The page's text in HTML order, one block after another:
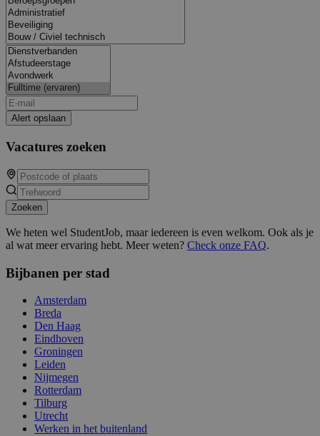
Alert opslaan
Vacatures zoeken
Zoeken
We heten wel StudentJob, maar iedereen is even welkom. Ook als je
al wat meer ervaring hebt. Meer weten? Check onze FAQ.
Bijbanen per stad
Amsterdam
Breda
Den Haag
Eindhoven
Groningen
Leiden
Nijmegen
Rotterdam
Tilburg
Utrecht
Werken in het buitenland